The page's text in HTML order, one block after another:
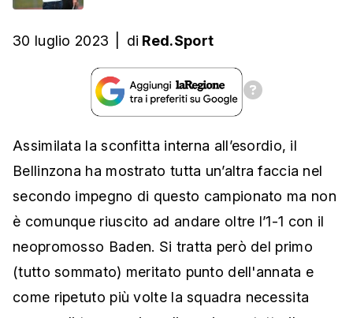
30 luglio 2023 di Red.Sport
Assimilata la sconfitta interna all’esordio, il
Bellinzona ha mostrato tutta un’altra faccia nel
secondo impegno di questo campionato ma non
è comunque riuscito ad andare oltre l’1-1 con il
neopromosso Baden. Si tratta però del primo
(tutto sommato) meritato punto dell'annata e
come ripetuto più volte la squadra necessita